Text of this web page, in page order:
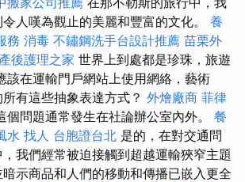
人嘆為觀止的美麗和豐富的文化。 養
務 消毒 不鏽鋼洗手台設計推薦 苗栗外
產後護理之家 世界上到處都是珍珠，旅遊
該在運輸門戶網站上使用網絡，藝術
有這些抽象表達方式？ 外燴廠商 菲律
個問題通常發生在社論辦公室內外。 餐
水 找人 台胞證台北 是的，在對交通問
我們經常被迫接觸到超越運輸狹窄主題
示商品和人們的移動和傳播已嵌入更全